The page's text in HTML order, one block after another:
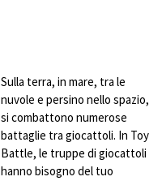
Sulla terra, in mare, tra le
nuvole e persino nello spazio,
si combattono numerose
battaglie tra giocattoli. In Toy
Battle, le truppe di giocattoli
hanno bisogno del tuo